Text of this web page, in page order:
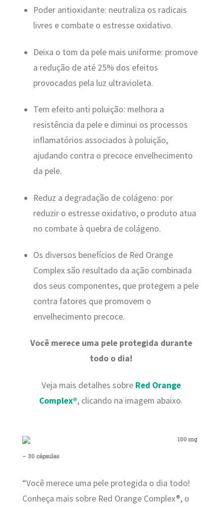
Poder antioxidante: neutraliza os radicais
livres e combate o estresse oxidativo.
Deixa o tom da pele mais uniforme: promove
a redução de até 25% dos efeitos
provocados pela luz ultravioleta.
Tem efeito anti poluição: melhora a
resistência da pele e diminui os processos
inflamatórios associados à poluição,
ajudando contra o precoce envelhecimento
da pele.
Reduz a degradação de colágeno: por
reduzir o estresse oxidativo, o produto atua
no combate à quebra de colágeno.
Os diversos benefícios de Red Orange
Complex são resultado da ação combinada
dos seus componentes, que protegem a pele
contra fatores que promovem o
envelhecimento precoce.
Você merece uma pele protegida durante
todo o dia!
Veja mais detalhes sobre Red Orange
Complex®, clicando na imagem abaixo.
100 mg
– 30 cápsulas
“Você merece uma pele protegida o dia todo!
Conheça mais sobre Red Orange Complex®, o